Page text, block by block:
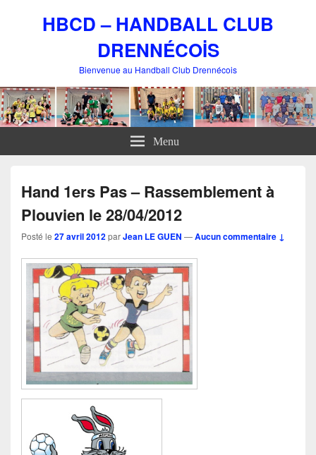
HBCD – HANDBALL CLUB
DRENNÉCOİS
Bienvenue au Handball Club Drennécois
Menu
Hand 1ers Pas – Rassemblement à
Plouvien le 28/04/2012
Posté le 27 avril 2012parJean LE GUEN —Aucun commentaire ↓